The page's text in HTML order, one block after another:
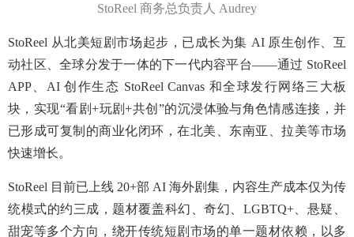
StoReel 商务总负责人 Audrey
StoReel 从北美短剧市场起步，已成长为集 AI 原生创作、互
动社区、全球分发于一体的下一代内容平台——通过 StoReel
APP、AI 创作生态 StoReel Canvas 和全球发行网络三大板
块，实现“看剧+玩剧+共创”的沉浸体验与角色情感连接，并
已形成可复制的商业化闭环，在北美、东南亚、拉美等市场
快速增长。
StoReel 目前已上线 20+部 AI 海外剧集，内容生产成本仅为传
统模式的约三成，题材覆盖科幻、奇幻、LGBTQ+、悬疑、
甜宠等多个方向，绕开传统短剧市场的单一题材依赖，以多